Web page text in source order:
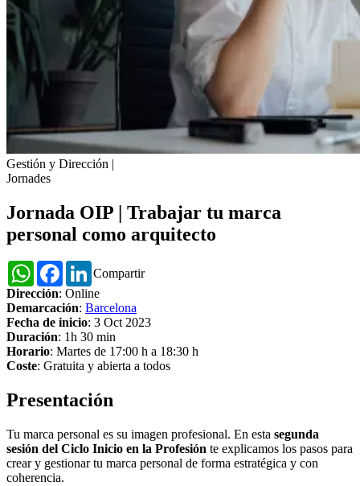
Gestión y Dirección |
Jornades
Jornada OIP | Trabajar tu marca
personal como arquitecto
Compartir
WhatsAppFacebookLinkedIn
Dirección: Online
Demarcación: Barcelona
Fecha de inicio: 3 Oct 2023
Duración: 1h 30 min
Horario: Martes de 17:00 h a 18:30 h
Coste: Gratuita y abierta a todos
Presentación
Tu marca personal es su imagen profesional. En esta segunda
sesión del Ciclo Inicio en la Profesión te explicamos los pasos para
crear y gestionar tu marca personal de forma estratégica y con
coherencia.